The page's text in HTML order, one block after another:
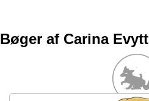
Bøger af Carina Evytt